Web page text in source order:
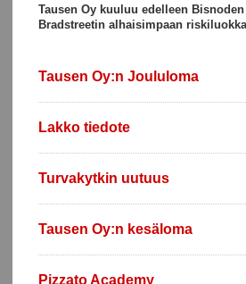
Tausen Oy kuuluu edelleen
Bradstreetin alhaisimpaan
Tausen Oy:n Joululoma
Lakko tiedote
Turvakytkin uutuus
Tausen Oy:n kesäloma
Pizzato Academy